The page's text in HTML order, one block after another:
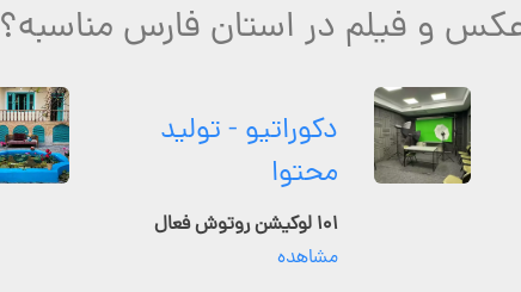
و فیلم در استان فارس مناسبه؟
دکوراتیو - تولید
محتوا
۱۰۱ لوکیشن روتوش فعال
مشاهده